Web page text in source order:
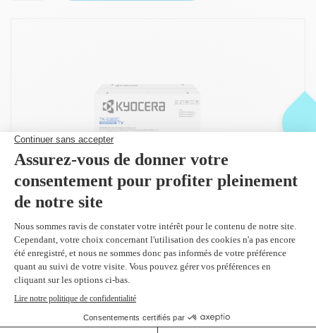
Peut être utilisé dans :
MA4000cifx
MA4000cix